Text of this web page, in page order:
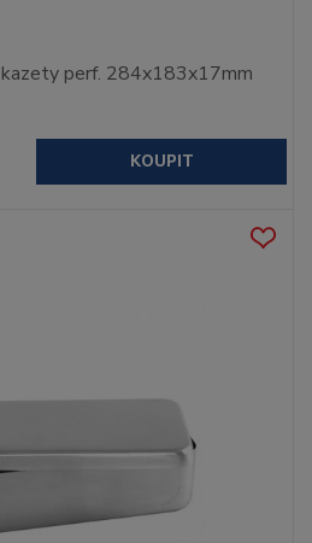
perf. 284x183x17mm
KOUPIT